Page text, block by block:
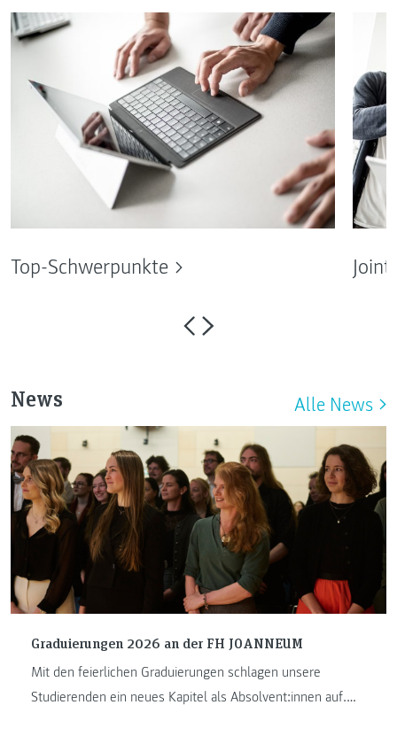
Top-Schwerpunkte
News Alle News
Graduierungen 2026 an der FH JOANNEUM
Mit den feierlichen Graduierungen schlagen unsere
Studierenden ein neues Kapitel als Absolvent:innen auf.